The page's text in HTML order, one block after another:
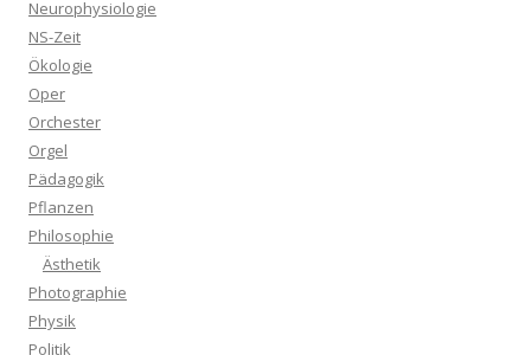
Neurophysiologie
NS-Zeit
Ökologie
Oper
Orchester
Orgel
Pädagogik
Pflanzen
Philosophie
Ästhetik
Photographie
Physik
Politik